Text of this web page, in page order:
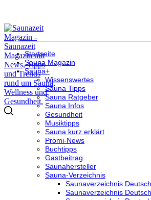
Startseite
Sauna Magazin
Sauna+
Wissenswertes
Sauna Tipps
Sauna Ratgeber
Sauna Infos
Gesundheit
Musiktipps
Sauna kurz erklärt
Promi-News
Buchtipps
Gastbeitrag
Saunahersteller
Sauna-Verzeichnis
Saunaverzeichnis
Saunaverzeichnis